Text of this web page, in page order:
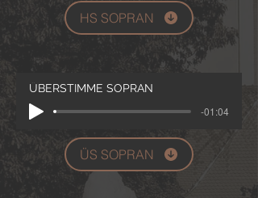
HS SOPRAN
ÜBERSTIMME SOPRAN
-01:04
ÜS SOPRAN